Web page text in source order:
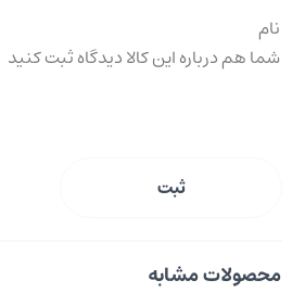
ثبت
محصولات مشابه